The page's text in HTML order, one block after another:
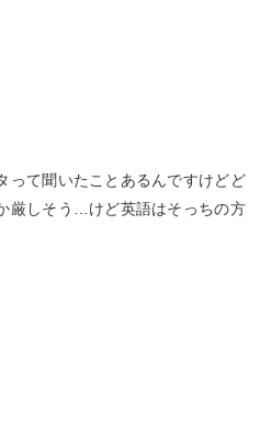
って聞いたことあるんですけどど
厳しそう…けど英語はそっちの方